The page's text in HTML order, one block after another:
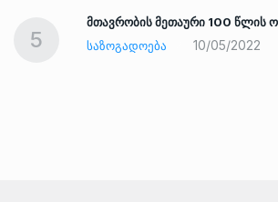
5
მთავრობის მეთაური 100 წლის
ᲡᲐᲖᲝᲒᲐᲓᲝᲔᲑᲐ
10/05/2022